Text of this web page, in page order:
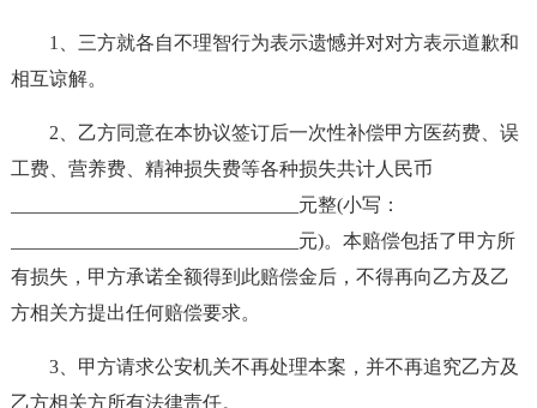
1、三方就各自不理智行为表示遗憾并对对方表示道歉和
相互谅解。
2、乙方同意在本协议签订后一次性补偿甲方医药费、误
工费、营养费、精神损失费等各种损失共计人民币
______________________________元整(小写：
______________________________元)。本赔偿包括了甲方所
有损失，甲方承诺全额得到此赔偿金后，不得再向乙方及乙
方相关方提出任何赔偿要求。
3、甲方请求公安机关不再处理本案，并不再追究乙方及
乙方相关方所有法律责任。